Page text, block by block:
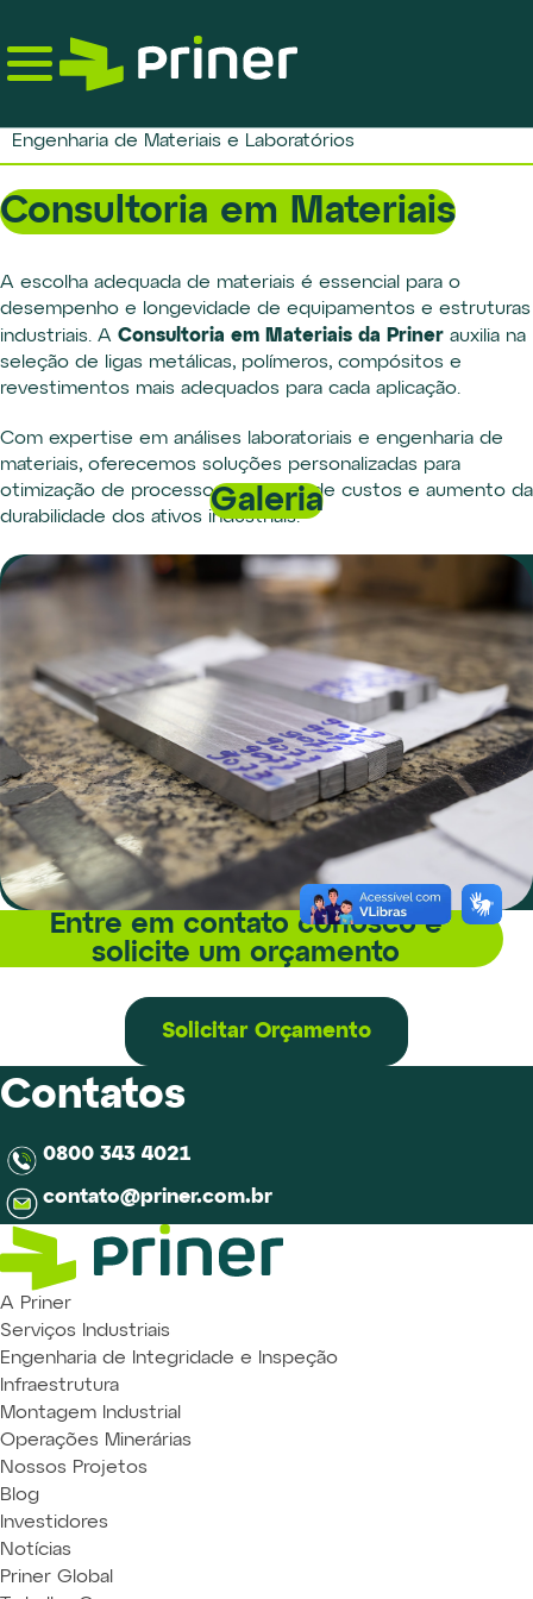
the
Engenharia de Materiais e Laboratórios
Consultoria em Materiais
A escolha adequada de materiais é essencial para o
desempenho e longevidade de equipamentos e estruturas
industriais. A Consultoria em Materiais da Priner auxilia na
seleção de ligas metálicas, polímeros, compósitos e
revestimentos mais adequados para cada aplicação.
Com expertise em análises laboratoriais e engenharia de
materiais, oferecemos soluções personalizadas para
otimização de processos, redução de custos e aumento da
durabilidade dos ativos industriais.
Galeria
Entre em contato conosco e
solicite um orçamento
Solicitar Orçamento
Contatos
0800 343 4021
contato@priner.com.br
A Priner
Serviços Industriais
Engenharia de Integridade e Inspeção
Infraestrutura
Montagem Industrial
Operações Minerárias
Nossos Projetos
Blog
Investidores
Notícias
Priner Global